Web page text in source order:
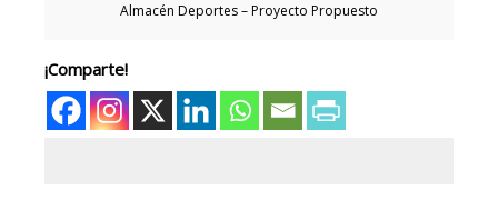
Almacén Deportes – Proyecto Propuesto
¡Comparte!